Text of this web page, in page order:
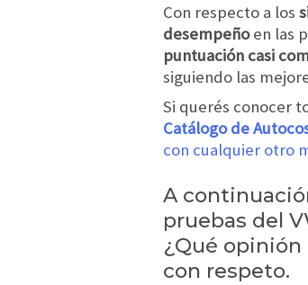
Con respecto a los
desempeñoen las
puntuación casi
siguiendo las
Si querés conocer
Catálogo de
con cualquier otro
A
pruebas del
¿Qué
con respeto.